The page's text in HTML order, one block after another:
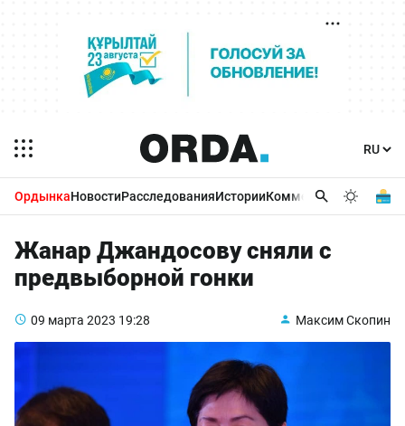
ОрдынкаНовостиРасследованияИсторииКомментарииБизнес
Жанар Джандосову сняли с
предвыборной гонки
09 марта 2023 19:28 Максим Скопин